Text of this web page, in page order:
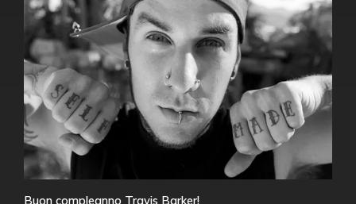
Buon compleanno Travis Barker!